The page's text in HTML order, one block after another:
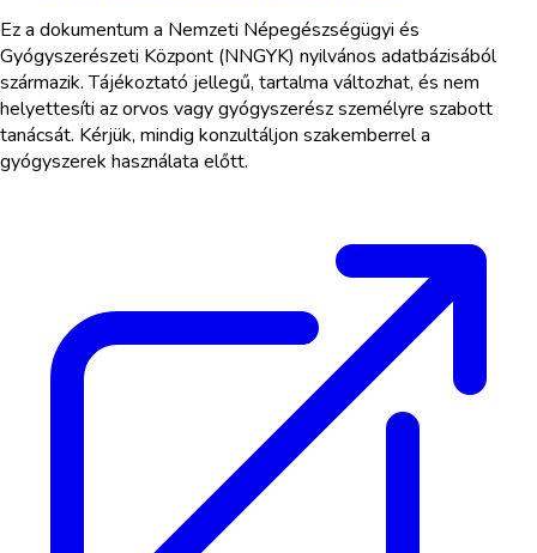
Ez a dokumentum a Nemzeti Népegészségügyi és
Gyógyszerészeti Központ (NNGYK) nyilvános adatbázisából
származik. Tájékoztató jellegű, tartalma változhat, és nem
helyettesíti az orvos vagy gyógyszerész személyre szabott
tanácsát. Kérjük, mindig konzultáljon szakemberrel a
gyógyszerek használata előtt.